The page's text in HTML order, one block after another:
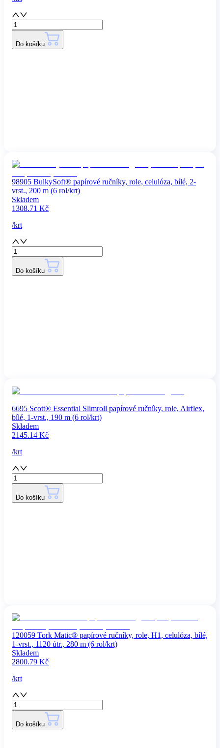
Do košíku
98905 BulkySoft® papírové ručníky, role, celulóza, bílé, 2-
vrst., 200 m (6 rol/krt)
Skladem
1308.71 Kč
/krt
Do košíku
6695 Scott® Essential Slimroll papírové ručníky, role, Airflex,
bílé, 1-vrst., 190 m (6 rol/krt)
Skladem
2145.14 Kč
/krt
Do košíku
120059 Tork Matic® papírové ručníky, role, H1, celulóza, bílé,
1-vrst., 1120 útr., 280 m (6 rol/krt)
Skladem
2800.79 Kč
/krt
Do košíku